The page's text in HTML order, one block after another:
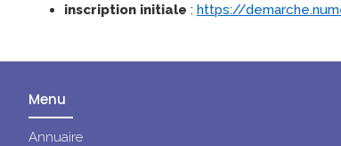
inscription initiale : https://
Menu
Annuaire